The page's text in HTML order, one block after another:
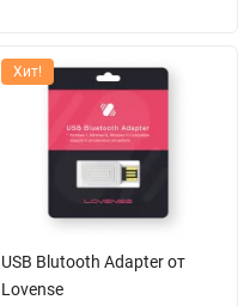
Хит!
USB Blutooth Adapter от
Lovense